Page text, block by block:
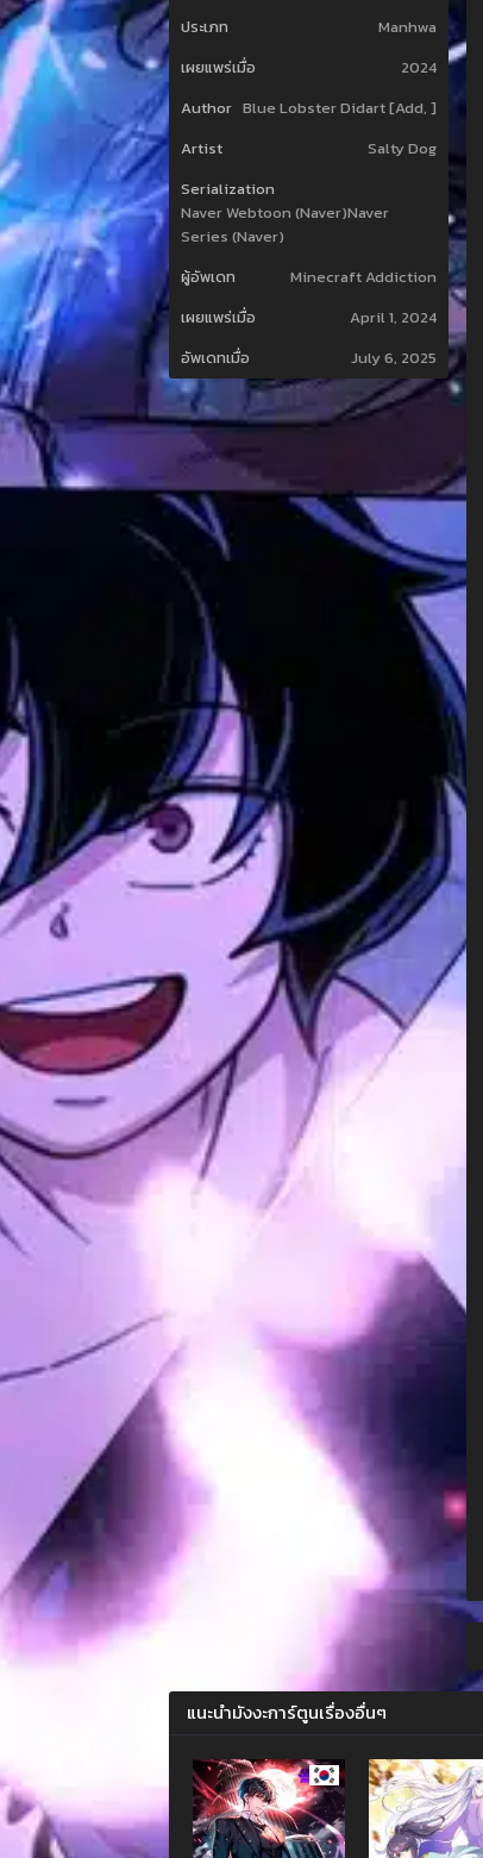
ประเภท
Manhwa
เผยแพร่เมื่อ
2024
Author Blue Lobster Didart [Add, ]
Artist
Salty Dog
Serialization
Naver Webtoon (Naver)Naver
Series (Naver)
ผู้อัพเดท
Minecraft Addiction
เผยแพร่เมื่อ
April 1, 2024
อัพเดทเมื่อ
July 6, 2025
แนะนำมังงะการ์ตูนเรื่องอื่นๆ